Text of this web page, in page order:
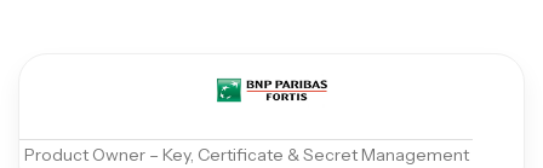
Product Owner – Key, Certificate & Secret Management